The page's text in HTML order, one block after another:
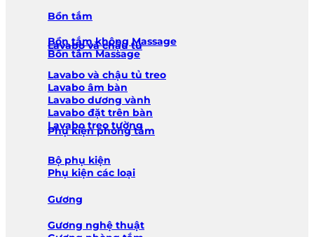
Bồn tắm
Bồn tắm không Massage
Bồn tắm Massage
Lavabo và chậu tủ
Lavabo và chậu tủ treo
Lavabo âm bàn
Lavabo dương vành
Lavabo đặt trên bàn
Lavabo treo tường
Phụ kiện phòng tắm
Bộ phụ kiện
Phụ kiện các loại
Gương
Gương nghệ thuật